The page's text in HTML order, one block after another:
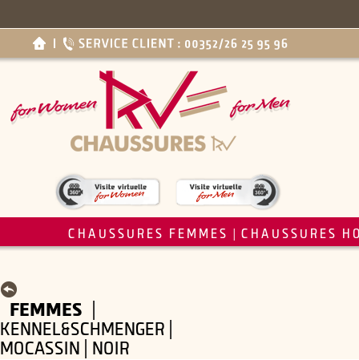
CHAUSSURES FEMMES CHAUSSURES
FEMMES
KENNEL&SCHMENGER |
MOCASSIN | NOIR